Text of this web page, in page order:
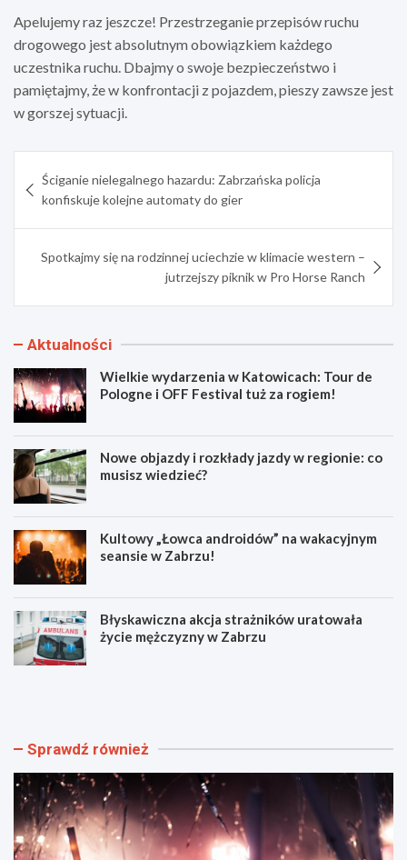
Apelujemy raz jeszcze! Przestrzeganie przepisów ruchu
drogowego jest absolutnym obowiązkiem każdego
uczestnika ruchu. Dbajmy o swoje bezpieczeństwo i
pamiętajmy, że w konfrontacji z pojazdem, pieszy zawsze jest
w gorszej sytuacji.
wpisu
Ściganie nielegalnego hazardu: Zabrzańska policja
konfiskuje kolejne automaty do gier
Spotkajmy się na rodzinnej uciechzie w klimacie western –
jutrzejszy piknik w Pro Horse Ranch
Aktualności
Wielkie wydarzenia w Katowicach: Tour de
Pologne i OFF Festival tuż za rogiem!
Nowe objazdy i rozkłady jazdy w regionie: co
musisz wiedzieć?
Kultowy „Łowca androidów” na wakacyjnym
seansie w Zabrzu!
Błyskawiczna akcja strażników uratowała
życie mężczyzny w Zabrzu
W
i
w
y
d
a
r
N
b
a
z
d
y
i
Sprawdź również